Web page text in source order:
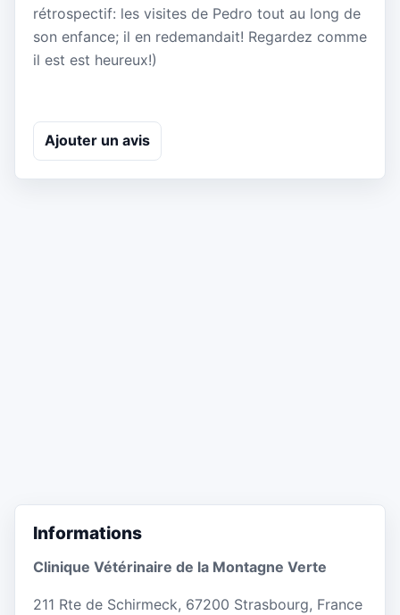
rétrospectif: les visites de Pedro tout au long de
son enfance; il en redemandait! Regardez comme
il est est heureux!)
Ajouter un avis
Informations
Clinique Vétérinaire de la Montagne Verte
211 Rte de Schirmeck, 67200 Strasbourg, France